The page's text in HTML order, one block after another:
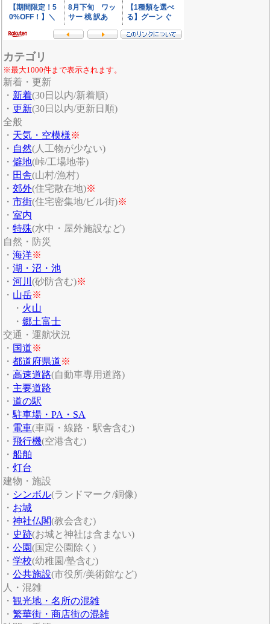
カテゴリ
※最大1000件まで表示されます。
新着・更新
・ 新着(30日以内/新着順)
・ 更新(30日以内/更新日順)
全般
・ 天気・空模様※
・ 自然(人工物が少ない)
・ 僻地(峠/工場地帯)
・ 田舎(山村/漁村)
・ 郊外(住宅散在地)※
・ 市街(住宅密集地/ビル街)※
・ 室内
・ 特殊(水中・屋外施設など)
自然・防災
・ 海洋※
・ 湖・沼・池
・ 河川 (砂防含む)※
・ 山岳※
・ 火山
・ 郷土富士
交通・運航状況
・ 国道※
・ 都道府県道※
・ 高速道路(自動車専用道路)
・ 主要道路
・ 道の駅
・駐車場・PA・SA
・ 電車(車両・線路・駅舎含む)
・ 飛行機(空港含む)
・ 船舶
・ 灯台
建物・施設
・ シンボル(ランドマーク/銅像)
・ お城
・ 神社仏閣(教会含む)
・ 史跡(お城と神社は含まない)
・ 公園(国定公園除く)
・ 学校(幼稚園/塾含む)
・ 公共施設(市役所/美術館など)
人・混雑
・ 観光地・名所の混雑
・ 繁華街・商店街の混雑